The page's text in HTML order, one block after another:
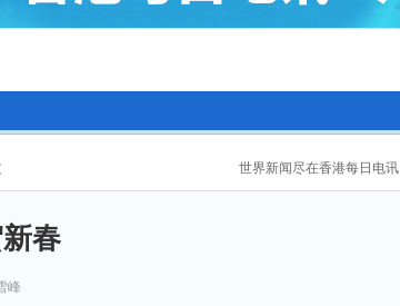
世界新闻尽在香港每日电讯
春
峰